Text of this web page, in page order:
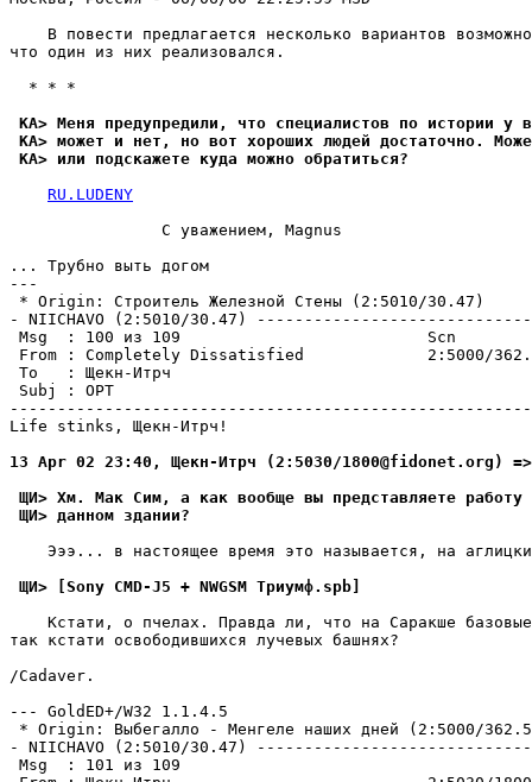
В повести предлагается несколько вариантов
что один из них реализовался.
  * * *
КА> Меня предупредили, что специалистов по истоpии у
КА> может и нет, но вот хороших людей достаточно.
КА> или подскажете куда можно обpатиться?
RU.LUDENY
                C уважением, Magnus
... Трубно выть догом
---
* Origin: Строитель Железной Стены (2:5010/30.47)
- NIICHAVO (2:5010/30.47)
Msg  : 100 из 109                          Scn
From : Completely Dissatisfied             2:5000/
To   : Щекн-Итрч
Subj : ОРТ
Life stinks, Щекн-Итрч!
13 Apr 02 23:40, Щекн-Итрч (2:5030/1800@fidonet.org) =>
ЩИ> Хм. Мак Сим, а как вообще вы представляете работу
ЩИ> данном здании?
Эээ... в настоящее время это называется, на
ЩИ> [Sony CMD-J5 + NWGSM Триумф.spb]
Кстати, о пчелах. Правда ли, что на Саракше
так кстати освободившихся лучевых башнях?
/Cadaver.
--- GoldED+/W32 1.1.4.5
* Origin: Выбегалло - Менгеле наших дней (2:5000/
- NIICHAVO (2:5010/30.47)
Msg  : 101 из 109